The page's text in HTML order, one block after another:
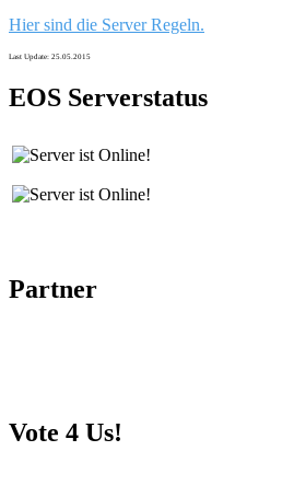
Hier sind die Server Regeln.
Last Update: 25.05.2015
EOS Serverstatus
Partner
Vote 4 Us!